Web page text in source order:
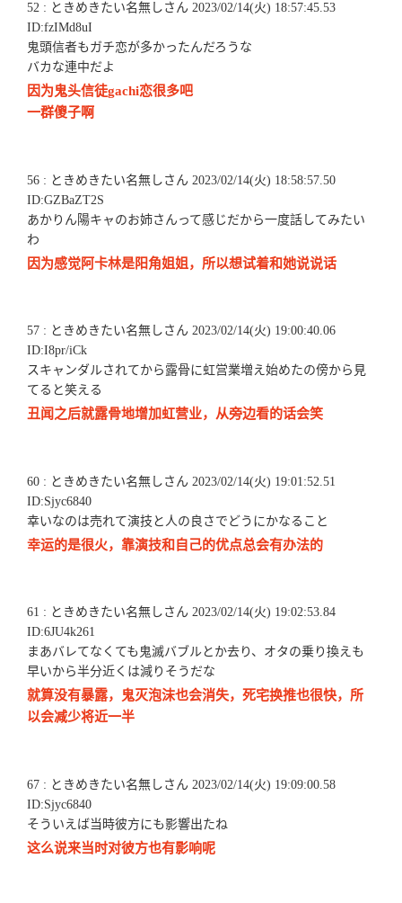
52 : ときめきたい名無しさん 2023/02/14(火) 18:57:45.53
ID:fzIMd8uI
鬼頭信者もガチ恋が多かったんだろうな
バカな連中だよ
因为鬼头信徒gachi恋很多吧
一群傻子啊
56 : ときめきたい名無しさん 2023/02/14(火) 18:58:57.50
ID:GZBaZT2S
あかりん陽キャのお姉さんって感じだから一度話してみたい
わ
因为感觉阿卡林是阳角姐姐，所以想试着和她说说话
57 : ときめきたい名無しさん 2023/02/14(火) 19:00:40.06
ID:I8pr/iCk
スキャンダルされてから露骨に虹営業増え始めたの傍から見
てると笑える
丑闻之后就露骨地增加虹营业，从旁边看的话会笑
60 : ときめきたい名無しさん 2023/02/14(火) 19:01:52.51
ID:Sjyc6840
幸いなのは売れて演技と人の良さでどうにかなること
幸运的是很火，靠演技和自己的优点总会有办法的
61 : ときめきたい名無しさん 2023/02/14(火) 19:02:53.84
ID:6JU4k261
まあバレてなくても鬼滅バブルとか去り、オタの乗り換えも
早いから半分近くは減りそうだな
就算没有暴露，鬼灭泡沫也会消失，死宅换推也很快，所
以会减少将近一半
67 : ときめきたい名無しさん 2023/02/14(火) 19:09:00.58
ID:Sjyc6840
そういえば当時彼方にも影響出たね
这么说来当时对彼方也有影响呢